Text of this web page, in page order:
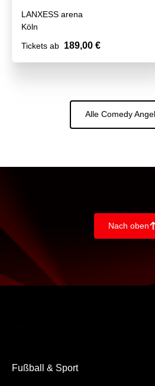
LANXESS arena
Köln
Tickets ab 189,00 €
Alle Comedy
Nach oben
Fußball & Sport